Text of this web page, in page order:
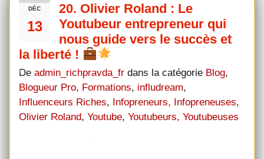
DÉC
13
20. Olivier Roland : Le
Youtubeur entrepreneur qui
nous guide vers le succès et
la liberté !
De admin_richpravda_fr dans la catégorie Blog,
Blogueur Pro, Formations, infludream,
Influenceurs Riches, Infopreneurs, Infopreneuses,
Olivier Roland, Youtube, Youtubeurs, Youtubeuses